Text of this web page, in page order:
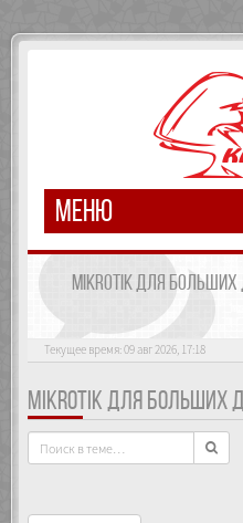
МЕНЮ
MIKROTIK ДЛЯ БОЛЬШИХ
Текущее время: 09 авг 2026, 17:18
MIKROTIK ДЛЯ БОЛЬШИХ